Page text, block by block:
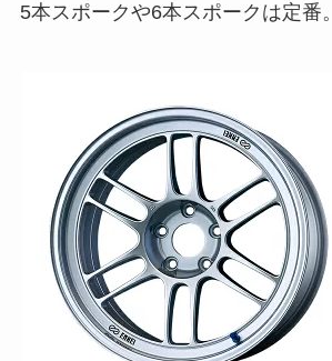
5本スポークや6本スポークは定番。